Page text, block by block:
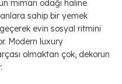
mimari odağı haline
sahip bir yemek
evin sosyal ritmini
Modern luxury
olmaktan çok, dekorun